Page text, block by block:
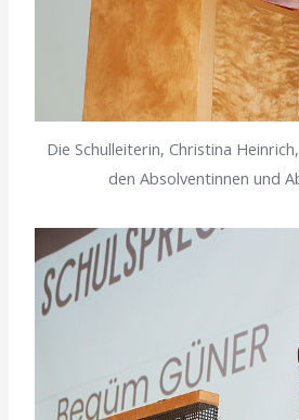
Die Schulleiterin, Christina
den Absolventinnen und